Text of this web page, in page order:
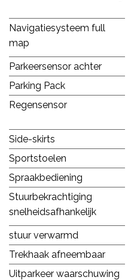
Navigatiesysteem full
map
Parkeersensor achter
Parking Pack
Regensensor
Side-skirts
Sportstoelen
Spraakbediening
Stuurbekrachtiging
snelheidsafhankelijk
stuur verwarmd
Trekhaak afneembaar
Uitparkeer waarschuwing